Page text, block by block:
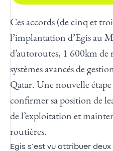
Ces accords (de cinq et
l’implantation d’Egis au
d’autoroutes, 1 600km de
systèmes avancés de
Qatar. Une nouvelle
confirmer sa position de
de l’exploitation et
routières.
Egis s’est vu attribuer